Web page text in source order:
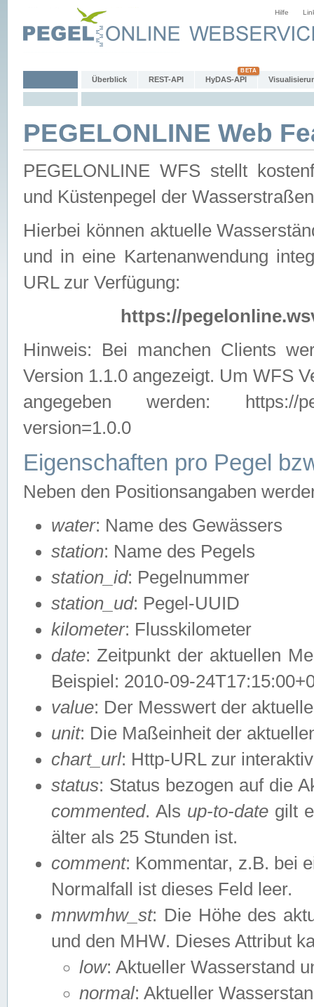
Hilfe
Überblick REST-API HyDAS-API
PEGELONLINE Web
PEGELONLINE WFS stellt
und Küstenpegel der
Hierbei können aktuelle
und in eine Kartenanwendung
URL zur Verfügung:
https://
Hinweis: Bei manchen Clients
Version 1.1.0 angezeigt. Um WFS
angegeben werden: https://
version=1.0.0
Eigenschaften pro Pegel
Neben den Positionsangaben
water: Name des Gewässers
station: Name des Pegels
station_id: Pegelnummer
station_ud: Pegel-UUID
kilometer: Flusskilometer
date: Zeitpunkt der aktuellen
Beispiel: 2010-09-
value: Der Messwert der
unit: Die Maßeinheit der
chart_url: Http-URL zur
status: Status bezogen auf die
commented. Als up-to-date gilt
älter als 25 Stunden ist.
comment: Kommentar, z.B. bei
Normalfall ist dieses Feld leer.
mnwmhw_st: Die Höhe des
und den MHW. Dieses Attribut
low: Aktueller Wasserstand
normal: Aktueller